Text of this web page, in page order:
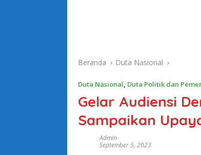
Beranda Duta Nasional
Duta Nasional, Duta Politik dan
Gelar Audiensi
Sampaikan
Admin
September 5, 2023